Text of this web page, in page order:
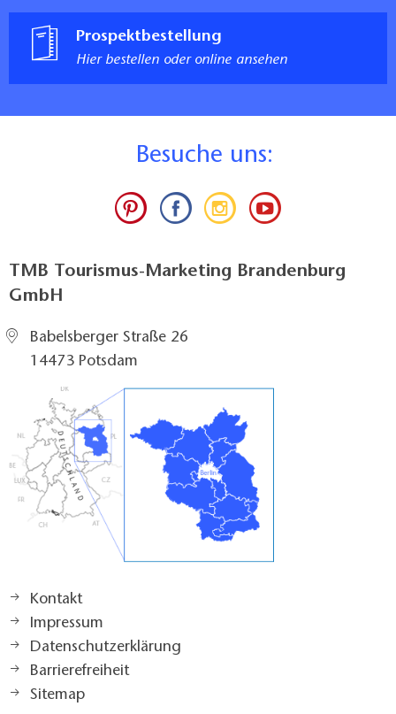
Prospektbestellung
Hier bestellen oder online ansehen
Besuche uns:
TMB Tourismus-Marketing Brandenburg
GmbH
Babelsberger Straße 26
14473 Potsdam
Kontakt
Impressum
Datenschutzerklärung
Barrierefreiheit
Sitemap